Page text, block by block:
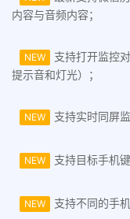
内容与音频内容；
NEW
支持打开监控
提示音和灯光）；
NEW 支持实时同屏
NEW 支持目标手机
NEW 支持不同的手